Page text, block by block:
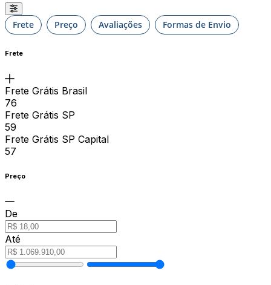
Frete Preço Avaliações Formas de Envio
Frete
Frete Grátis Brasil
76
Frete Grátis SP
59
Frete Grátis SP Capital
57
Preço
De
Até